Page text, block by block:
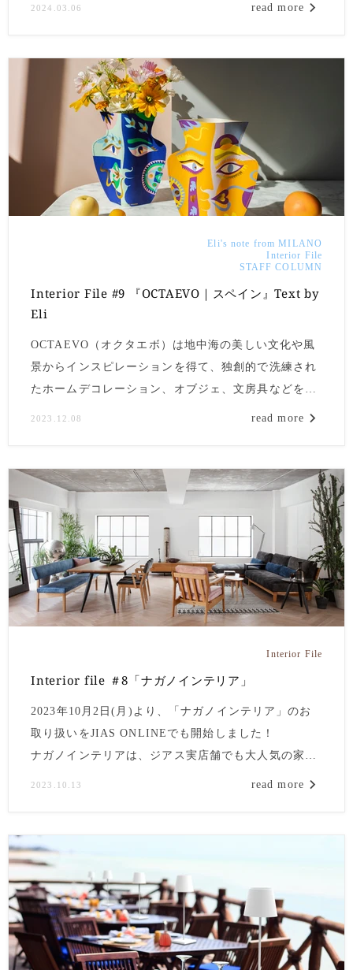
2024.03.06 read more
Eli's note from MILANO
Interior File
STAFF COLUMN
Interior File #9 『OCTAEVO｜スペイン』Text by
Eli
OCTAEVO（オクタエボ）は地中海の美しい文化や風
景からインスピレーションを得て、独創的で洗練され
たホームデコレーション、オブジェ、文房具などを手
2023.12.08 read more
Interior File
Interior file ＃8「ナガノインテリア」
2023年10月2日(月)より、「ナガノインテリア」のお
取り扱いをJIAS ONLINEでも開始しました！
ナガノインテリアは、ジアス実店舗でも大人気の家具
2023.10.13 read more